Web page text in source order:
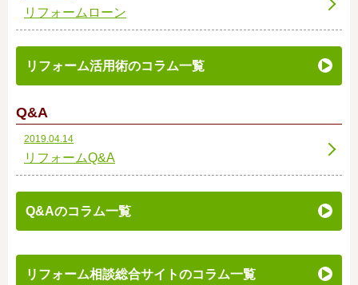
リフォームローン
リフォーム活用術のコラム一覧
Q&A
2019.04.14
リフォームQ&A
Q&Aのコラム一覧
リフォーム相談総合サイトのコラム一覧